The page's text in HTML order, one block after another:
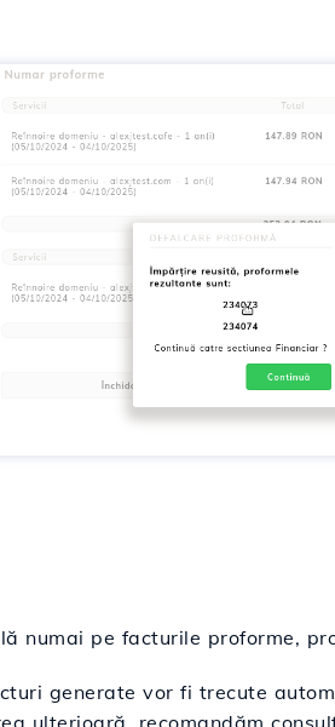
numai pe facturile proforme,
generate vor fi trecute